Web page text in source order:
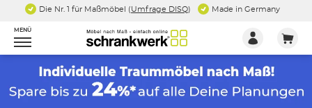
Die Nr. 1 für Maßmöbel (Umfrage DISQ) Made in Germany
MENÜ